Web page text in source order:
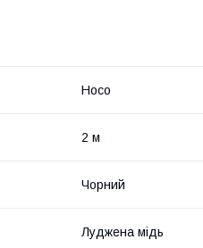
Hoco
2 м
Чорний
Луджена мідь